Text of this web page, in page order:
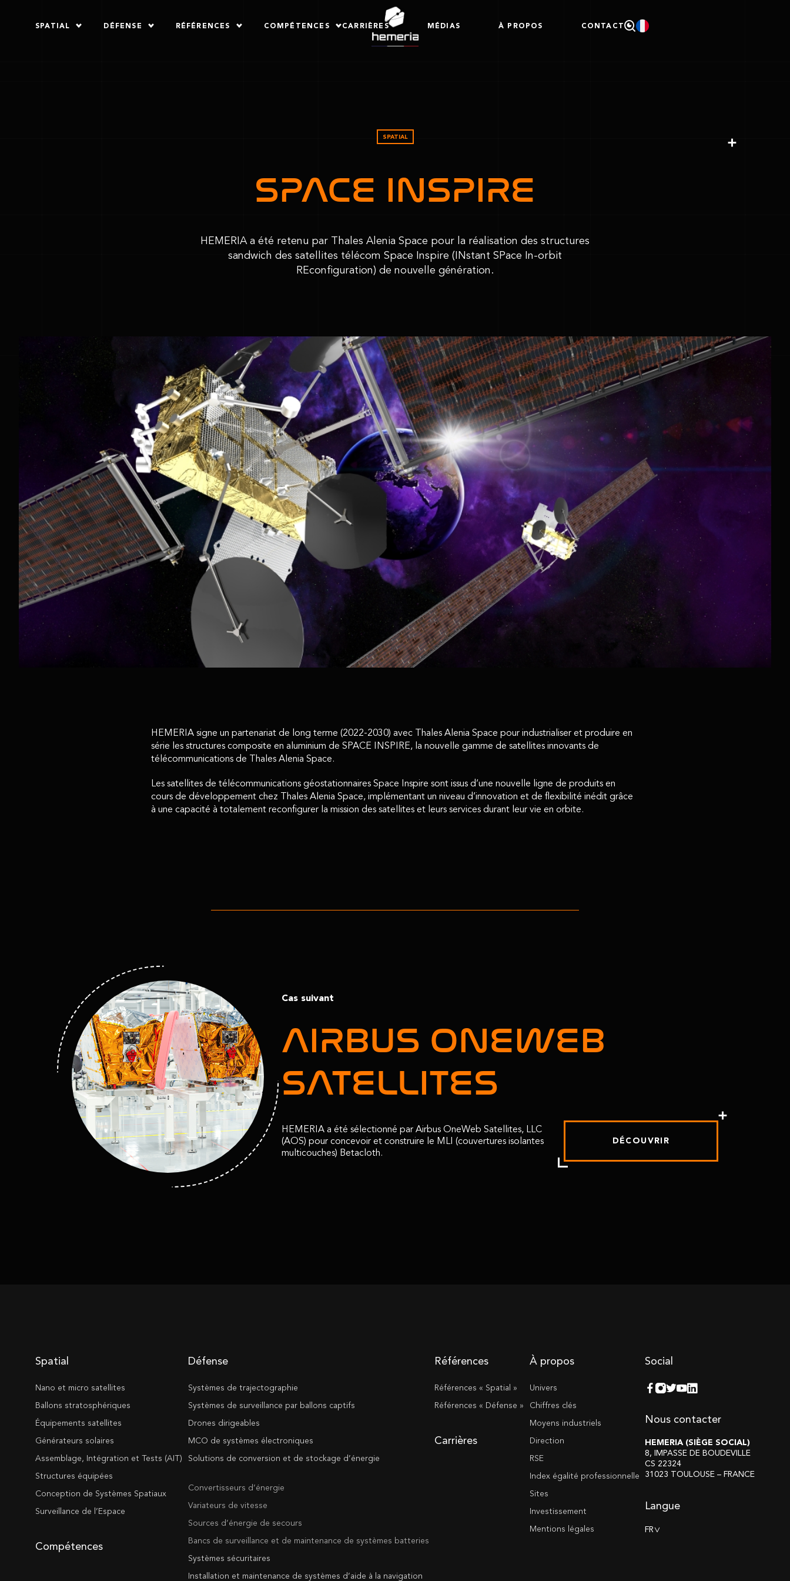
SPATIAL DÉFENSE RÉFÉRENCES COMPÉTENCES CARRIÈRES MÉDIAS À PROPOS CONTACT
SPATIAL
SPACE INSPIRE
HEMERIA a été retenu par Thales Alenia Space pour la réalisation des structures
sandwich des satellites télécom Space Inspire (INstant SPace In-orbit
REconfiguration) de nouvelle génération.
HEMERIA signe un partenariat de long terme (2022-2030) avec Thales Alenia Space pour industrialiser et produire en
série les structures composite en aluminium de SPACE INSPIRE, la nouvelle gamme de satellites innovants de
télécommunications de Thales Alenia Space.
Les satellites de télécommunications géostationnaires Space Inspire sont issus d’une nouvelle ligne de produits en
cours de développement chez Thales Alenia Space, implémentant un niveau d’innovation et de flexibilité inédit grâce
à une capacité à totalement reconfigurer la mission des satellites et leurs services durant leur vie en orbite.
Cas suivant
AIRBUS ONEWEB
SATELLITES
HEMERIA a été sélectionné par Airbus OneWeb Satellites, LLC
(AOS) pour concevoir et construire le MLI (couvertures isolantes
multicouches) Betacloth.
DÉCOUVRIR
Spatial
Nano et micro satellites
Ballons stratosphériques
Équipements satellites
Générateurs solaires
Assemblage, Intégration et Tests (AIT)
Structures équipées
Conception de Systèmes Spatiaux
Surveillance de l’Espace
Compétences
Défense
Systèmes de trajectographie
Systèmes de surveillance par ballons captifs
Drones dirigeables
MCO de systèmes électroniques
Solutions de conversion et de stockage d’énergie
Convertisseurs d’énergie
Variateurs de vitesse
Sources d’énergie de secours
Bancs de surveillance et de maintenance de systèmes batteries
Systèmes sécuritaires
Installation et maintenance de systèmes d’aide à la navigation
Références
Références « Spatial »
Références « Défense »
Carrières
À propos
Univers
Chiffres clés
Moyens industriels
Direction
RSE
Index égalité professionnelle
Sites
Investissement
Mentions légales
Social
Nous contacter
HEMERIA (SIÈGE SOCIAL)
8, IMPASSE DE BOUDEVILLE
CS 22324
31023 TOULOUSE – FRANCE
Langue
FR>